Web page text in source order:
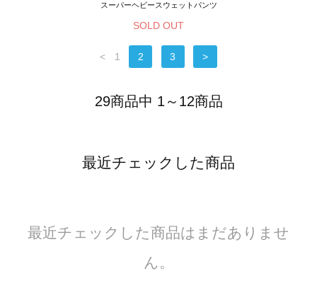
スーパーヘビースウェットパンツ
SOLD OUT
< 1 2 3 >
29商品中 1～12商品
最近チェックした商品
最近チェックした商品はまだありませ
ん。